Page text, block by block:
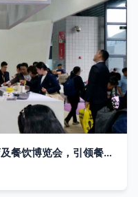
方面食品亮相2018上海国际酒店及餐饮博览会，引领餐饮新风尚